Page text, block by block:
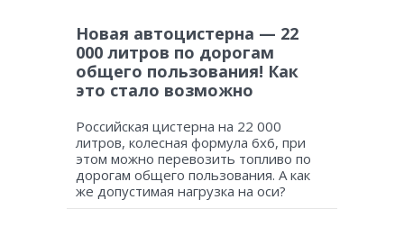
Новая автоцистерна — 22
000 литров по дорогам
общего пользования! Как
это стало возможно
Российская цистерна на 22 000
литров, колесная формула 6х6, при
этом можно перевозить топливо по
дорогам общего пользования. А как
же допустимая нагрузка на оси?